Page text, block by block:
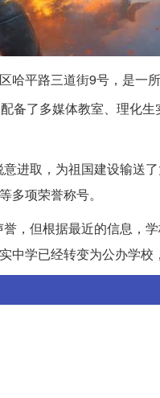
哈平路三道街9号，是一
备了多媒体教室、理化
进取，为祖国建设输送
多项荣誉称号。
，但根据最近的信息，
中学已经转变为公办学校